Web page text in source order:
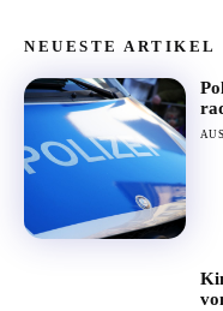
NEUESTE ARTIKEL